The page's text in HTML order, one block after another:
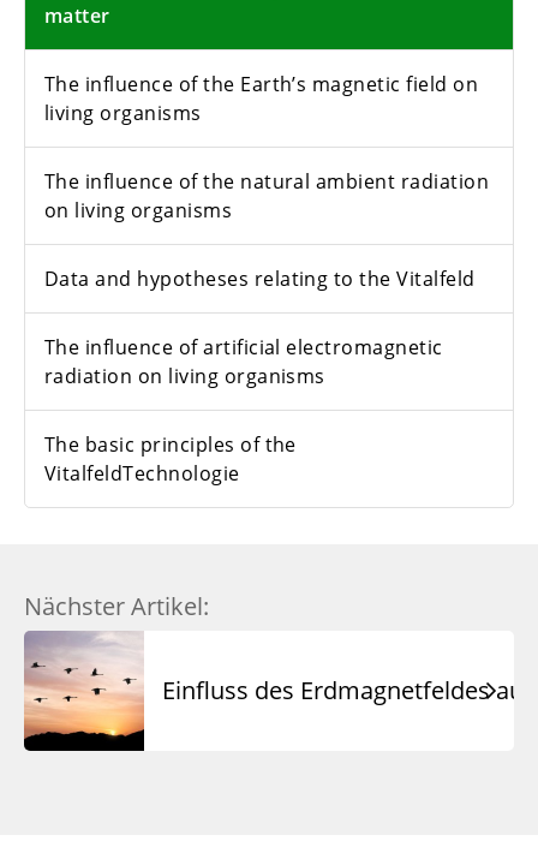
matter
The influence of the Earth’s magnetic field on
living organisms
The influence of the natural ambient radiation
on living organisms
Data and hypotheses relating to the Vitalfeld
The influence of artificial electromagnetic
radiation on living organisms
The basic principles of the
VitalfeldTechnologie
Nächster Artikel:
Einfluss des Erdmagnetfeldes